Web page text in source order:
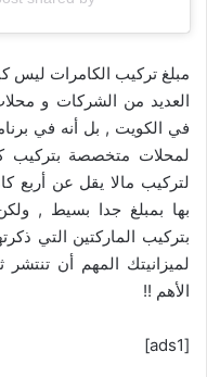
مبلغ تركيب الكامرات ليس
العديد من الشركات و
في الكويت , بل أنه في
لمحلات متخصصة بتركيب
لتركيب مالا يقل عن أربع
بها بمبلغ جدا بسيط ,
بتركيب الماركتين التي
لميزانيتك المهم أن
الأهم !!
[ads1]